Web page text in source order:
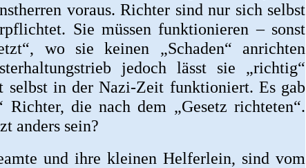
voraus. Richter sind nur sich selbst
Sie müssen funktionieren – sonst
wo sie keinen „Schaden“ anrichten
jedoch lässt sie „richtig“
selbst in der Nazi-Zeit funktioniert. Es gab
Richter, die nach dem „Gesetz richteten“.
anders sein?
und ihre kleinen Helferlein, sind vom